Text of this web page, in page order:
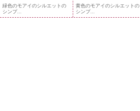
緑色のモアイのシルエットの
シンプ...
黄色のモアイのシルエットの
シンプ...